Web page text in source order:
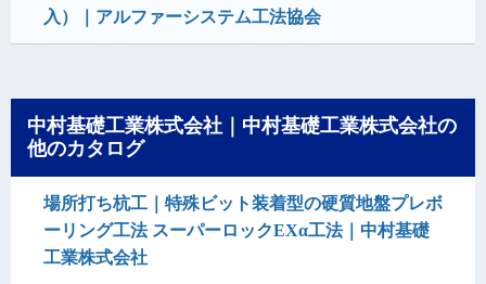
入）｜アルファーシステム工法協会
中村基礎工業株式会社｜中村基礎工業株式会社の
他のカタログ
場所打ち杭工｜特殊ビット装着型の硬質地盤プレボ
ーリング工法 スーパーロックEXα工法｜中村基礎
工業株式会社